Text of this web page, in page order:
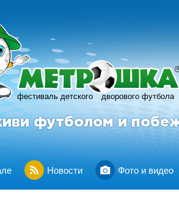
фестиваль детского дворового футбола
R
футболом и
Новости Фото и видео